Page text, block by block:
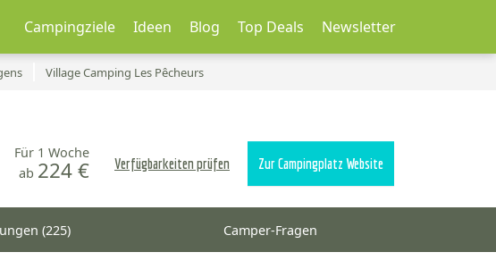
Campingziele Ideen Blog Top Deals Newsletter
Village Camping Les Pêcheurs
Für 1 Woche
ab 224 € Verfügbarkeiten prüfen Zur Campingplatz Website
(225) Camper-Fragen